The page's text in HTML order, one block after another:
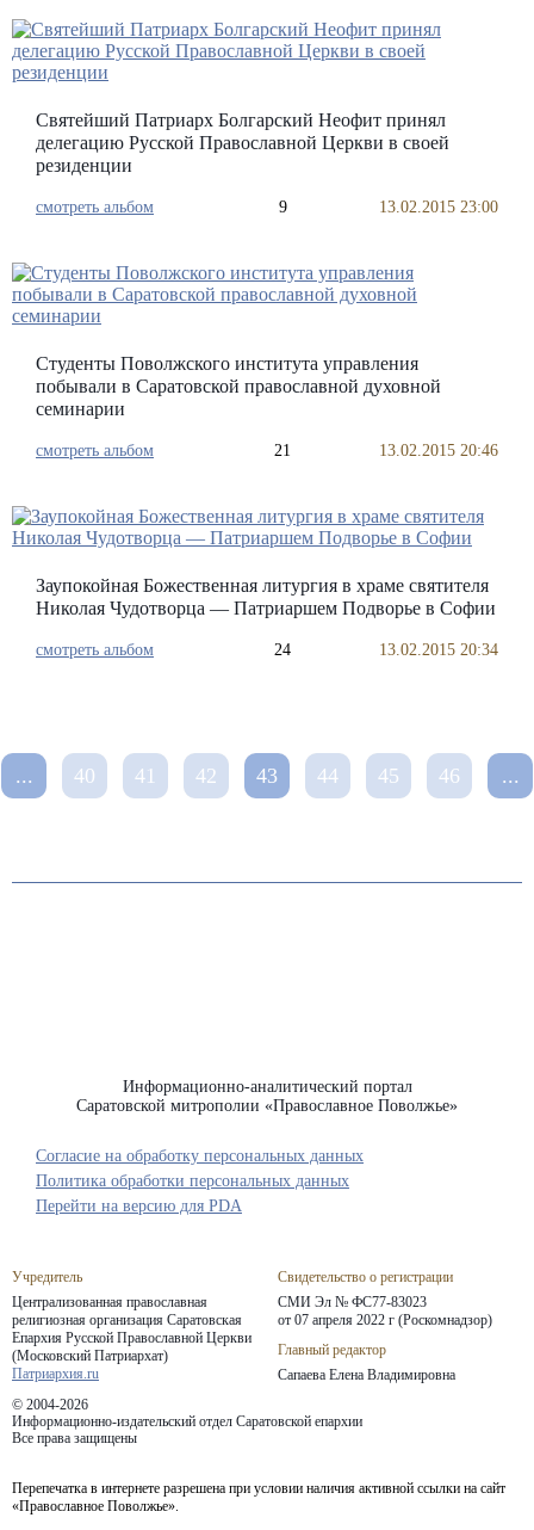
Святейший Патриарх Болгарский Неофит принял
делегацию Русской Православной Церкви в своей
резиденции
смотреть альбом 9 13.02.2015 23:00
Студенты Поволжского института управления
побывали в Саратовской православной духовной
семинарии
смотреть альбом 21 13.02.2015 20:46
Заупокойная Божественная литургия в храме святителя
Николая Чудотворца — Патриаршем Подворье в Софии
смотреть альбом 24 13.02.2015 20:34
... 40 41 42 43 44 45 46 ...
Информационно-аналитический портал
Саратовской митрополии «Православное Поволжье»
Учредитель
Централизованная православная
религиозная организация Саратовская
Епархия Русской Православной Церкви
(Московский Патриархат)
Патриархия.ru
Свидетельство о регистрации
СМИ Эл № ФС77-83023
от 07 апреля 2022 г (Роскомнадзор)
Главный редактор
Сапаева Елена Владимировна
© 2004-2026
Информационно-издательский отдел Саратовской епархии
Все права защищены
Согласие на обработку персональных данных
Политика обработки персональных данных
Перепечатка в интернете разрешена при условии наличия активной ссылки на сайт
«Православное Поволжье».
Перейти на версию для PDA